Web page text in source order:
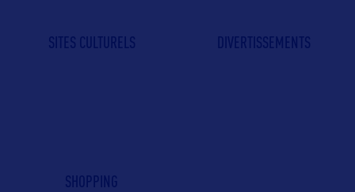
SITES CULTURELS DIVERTISSEMENTS
SHOPPING